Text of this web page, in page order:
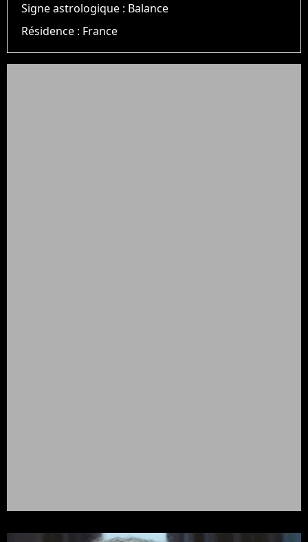
Signe astrologique : Balance
Résidence : France